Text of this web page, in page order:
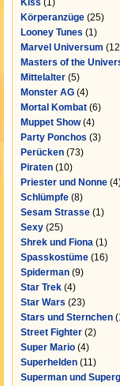
Kiss (1)
Körperanzüge (25)
Looney Tunes (1)
Marvel Universum
Masters of the
Mittelalter (5)
Monster AG (4)
Mortal Kombat (6)
Muppet Show(4)
Party Ponchos (3)
Perücken (73)
Piraten (10)
Priester und Nonne
Schlümpfe (8)
Sesam Strasse (1)
Sexy (25)
Shrek und Fiona (1)
Spasskostüme (16)
Spiderman (9)
Star Trek (4)
Star Wars (23)
Stars und Sternchen
Street Fighter (2)
Super Mario (4)
Superhelden (11)
Superman und